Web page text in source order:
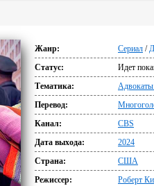
Жанр: Сериал /
Статус:
Идет
Тематика:
Перевод:
Канал:
CBS
Дата выхода:
2024
Страна:
США
Режиссер:
Роберт